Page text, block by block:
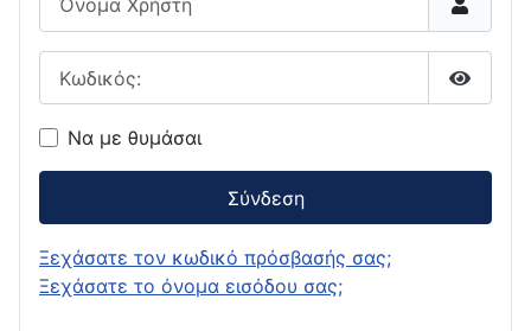
Να με θυμάσαι
Σύνδεση
Ξεχάσατε τον κωδικό πρόσβασής σας;
Ξεχάσατε το όνομα εισόδου σας;